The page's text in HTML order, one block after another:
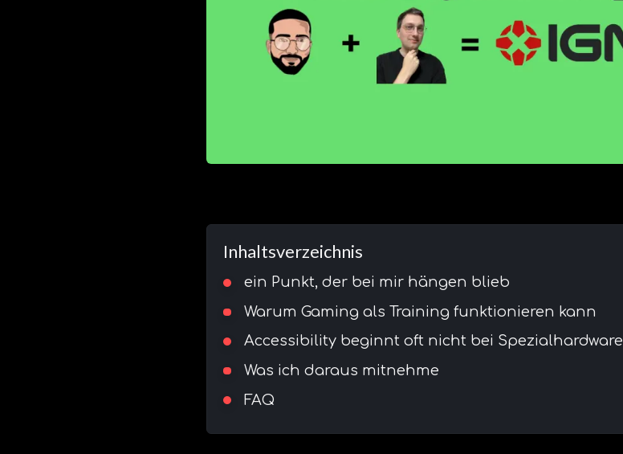
Inhaltsverzeichnis
ein Punkt, der bei mir hängen blieb
Warum Gaming als Training funktionieren kann
Accessibility beginnt oft nicht bei Spezialhardware
Was ich daraus mitnehme
FAQ